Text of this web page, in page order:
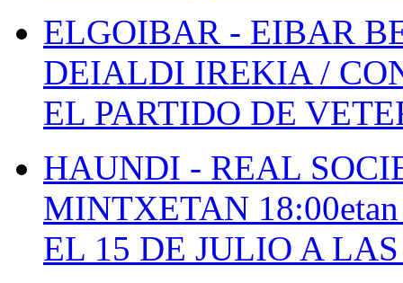
ELGOIBAR - EIBAR
DEIALDI IREKIA /
EL PARTIDO DE
HAUNDI - REAL
MINTXETAN
EL 15 DE JULIO A